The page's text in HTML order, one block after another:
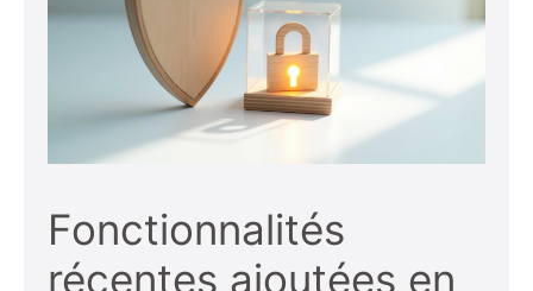
Fonctionnalités
récentes ajoutées en